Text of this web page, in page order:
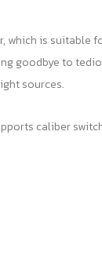
which is suitable
goodbye to
sources.
caliber